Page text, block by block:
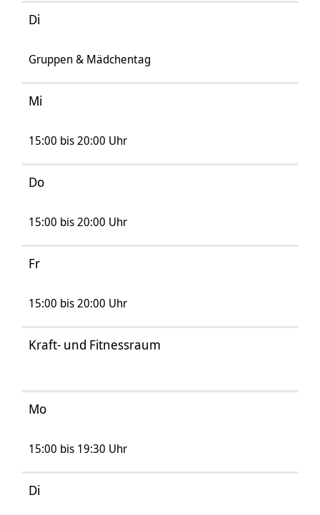
Di
Gruppen & Mädchentag
Mi
15:00 bis 20:00 Uhr
Do
15:00 bis 20:00 Uhr
Fr
15:00 bis 20:00 Uhr
Kraft- und Fitnessraum
Mo
15:00 bis 19:30 Uhr
Di